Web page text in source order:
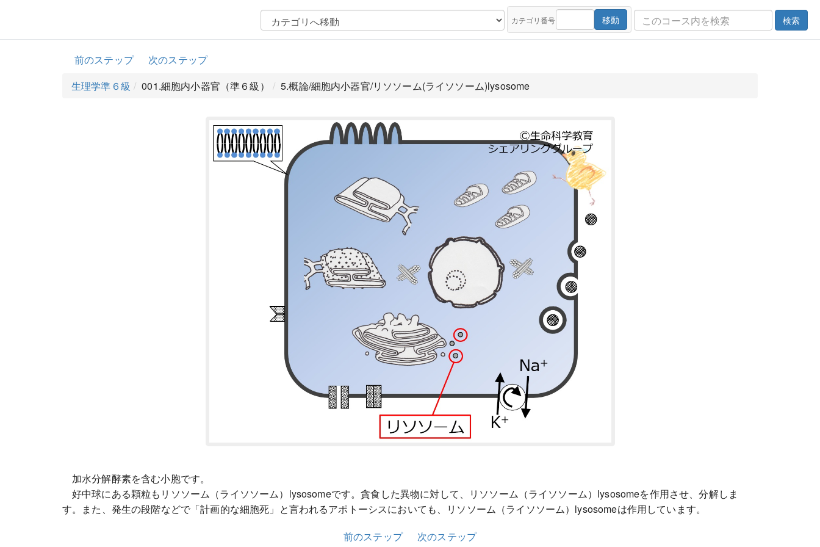
カテゴリ番号 移動 検索
前のステップ
次のステップ
生理学準６級
001.細胞内小器官（準６級） 5.概論/細胞内小器官/リソソーム(ライソソーム)lysosome
加水分解酵素を含む小胞です。
好中球にある顆粒もリソソーム（ライソソーム）lysosomeです。貪食した異物に対して、リソソーム（ライソソーム）lysosomeを作用させ、分解しま
す。また、発生の段階などで「計画的な細胞死」と言われるアポトーシスにおいても、リソソーム（ライソソーム）lysosomeは作用しています。
前のステップ
次のステップ